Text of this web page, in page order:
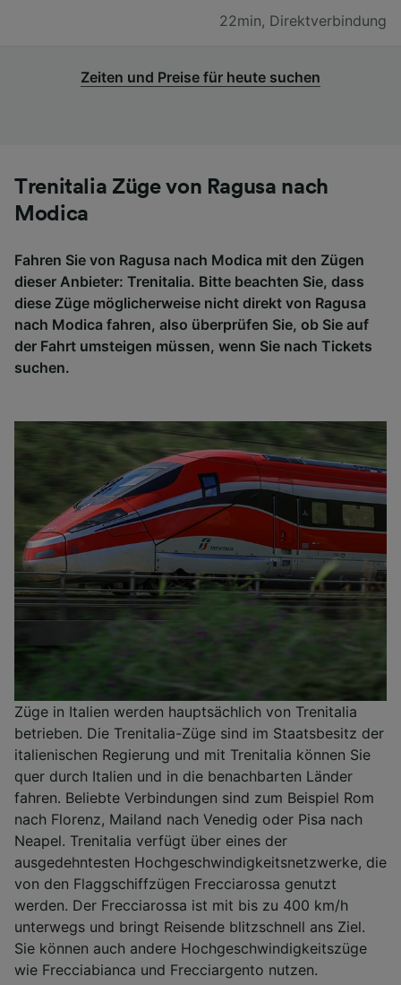
22min, Direktverbindung
Zeiten und Preise für heute suchen
Trenitalia Züge von Ragusa nach
Modica
Fahren Sie von Ragusa nach Modica mit den Zügen
dieser Anbieter: Trenitalia. Bitte beachten Sie, dass
diese Züge möglicherweise nicht direkt von Ragusa
nach Modica fahren, also überprüfen Sie, ob Sie auf
der Fahrt umsteigen müssen, wenn Sie nach Tickets
suchen.
Züge in Italien werden hauptsächlich von Trenitalia
betrieben. Die Trenitalia-Züge sind im Staatsbesitz der
italienischen Regierung und mit Trenitalia können Sie
quer durch Italien und in die benachbarten Länder
fahren. Beliebte Verbindungen sind zum Beispiel Rom
nach Florenz, Mailand nach Venedig oder Pisa nach
Neapel. Trenitalia verfügt über eines der
ausgedehntesten Hochgeschwindigkeitsnetzwerke, die
von den Flaggschiffzügen Frecciarossa genutzt
werden. Der Frecciarossa ist mit bis zu 400 km/h
unterwegs und bringt Reisende blitzschnell ans Ziel.
Sie können auch andere Hochgeschwindigkeitszüge
wie Frecciabianca und Frecciargento nutzen.